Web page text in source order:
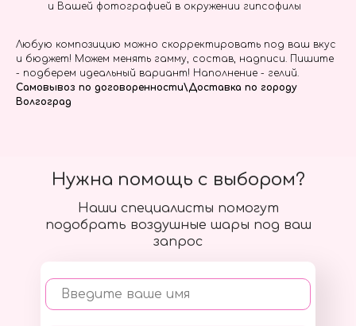
и Вашей фотографией в окружении гипсофилы
Любую композицию можно скорректировать под ваш вкус
и бюджет! Можем менять гамму, состав, надписи. Пишите
- подберем идеальный вариант! Наполнение - гелий.
Самовывоз по договоренности\Доставка по городу
Волгоград
Наши специалисты помогут
подобрать воздушные шары под ваш
запрос
Введите ваше имя
Нужна помощь с выбором?